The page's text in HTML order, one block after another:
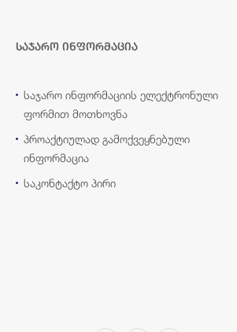
საჯარო ინფორმაცია
საჯარო ინფორმაციის ელექტრონული
ფორმით მოთხოვნა
პროაქტიულად გამოქვეყნებული
ინფორმაცია
საკონტაქტო პირი